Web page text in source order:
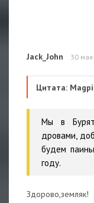
Jack_John 30
Цитата:
Мы в
дровами,
будем
году.
Здорово,земляк!